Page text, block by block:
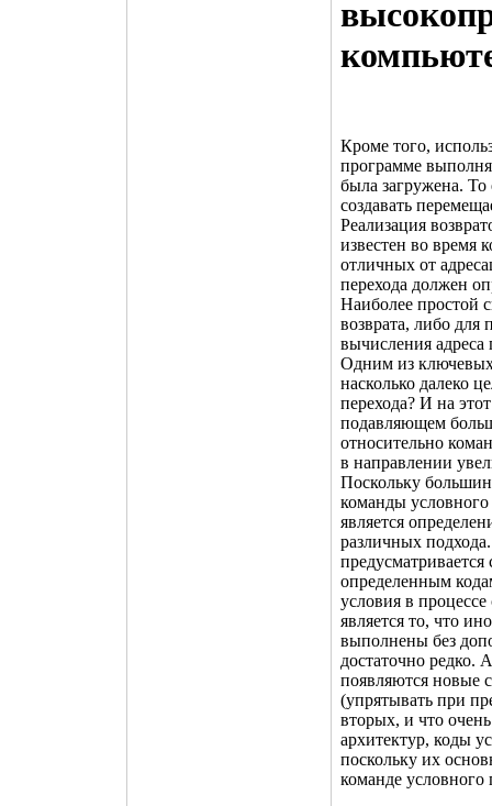
Кроме того,
программе
была загружена. То
создавать
Реализация
известен во время
отличных от
перехода должен
Наиболее простой
возврата, либо для
вычисления адреса
Одним из ключевых
насколько далеко
перехода? И на
подавляющем
относительно
в направлении
Поскольку
команды
является
различных
определенным
условия в
является то, что
выполнены без
достаточно редко.
появляются новые
(упрятывать при
вторых, и что
архитектур, коды
поскольку их
команде условного